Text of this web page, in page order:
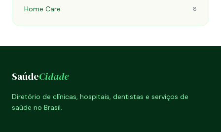
Home Care 8
SaúdeCidade
Diretório de clínicas, hospitais, dentistas e serviços de
saúde no Brasil.